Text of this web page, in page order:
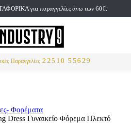
για παραγγελίες άνω των 60€.
Παραγγελίες 22510 55629
Φορέματα
Dress Γυναικείο Φόρεμα Πλεκτό